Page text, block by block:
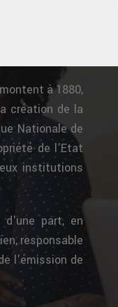
à 1880,
création de la
Nationale de
de l'Etat
institutions
d'une part, en
responsable
l'émission de